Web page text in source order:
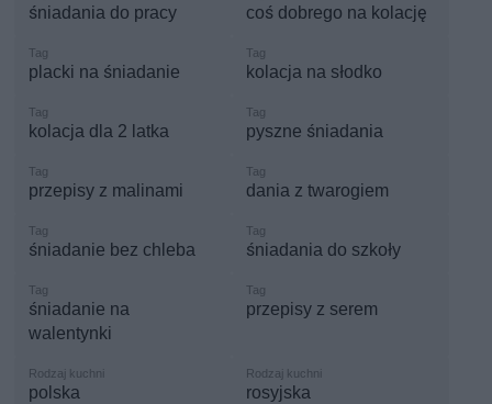
śniadania do pracy coś dobrego na kolację
placki na śniadanie kolacja na słodko
kolacja dla 2 latka pyszne śniadania
przepisy z malinami dania z twarogiem
śniadanie bez chleba śniadania do szkoły
śniadanie na
walentynki
przepisy z serem
polska rosyjska